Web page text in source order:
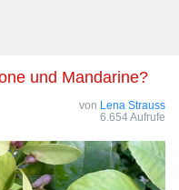
und Mandarine?
von Lena Strauss
6.654 Aufrufe